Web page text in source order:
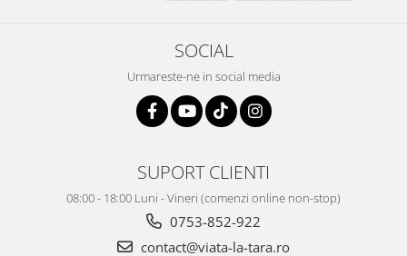
SOCIAL
Urmareste-ne in social media
SUPORT CLIENTI
08:00 - 18:00 Luni - Vineri (comenzi online non-stop)
0753-852-922
contact@viata-la-tara.ro